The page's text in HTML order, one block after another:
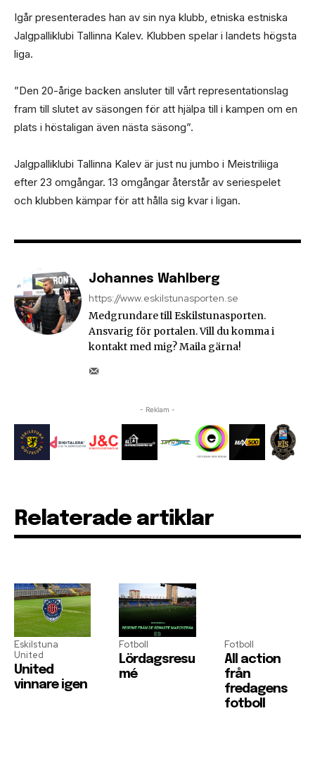
Igår presenterades han av sin nya klubb, etniska estniska
Jalgpalliklubi Tallinna Kalev. Klubben spelar i landets högsta
liga.
”Den 20-årige backen ansluter till vårt representationslag
fram till slutet av säsongen för att hjälpa till i kampen om en
plats i höstaligan även nästa säsong”.
Jalgpalliklubi Tallinna Kalev är just nu jumbo i Meistriliiga
efter 23 omgångar. 13 omgångar återstår av seriespelet
och klubben kämpar för att hålla sig kvar i ligan.
Johannes Wahlberg
https://www.eskilstunasporten.se
Medgrundare till Eskilstunasporten.
Ansvarig för portalen. Vill du komma i
kontakt med mig? Maila gärna!
- Reklam -
Relaterade artiklar
Eskilstuna
United
United
vinnare igen
Fotboll
Lördagsresu
mé
Fotboll
All action
från
fredagens
fotboll